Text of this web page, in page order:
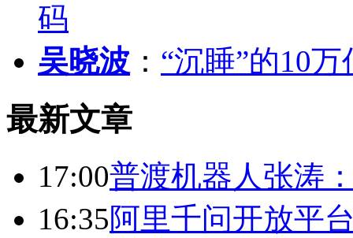
码
吴晓波 ： “沉睡”的10
最新文章
17:00普渡机器人张涛
16:35阿里千问开放平